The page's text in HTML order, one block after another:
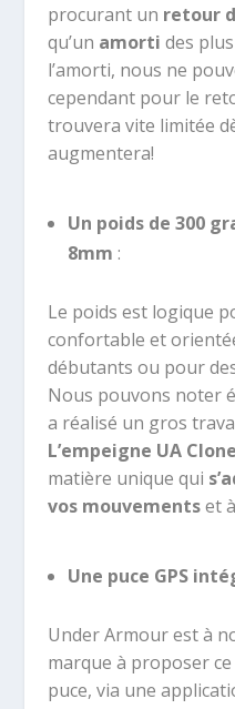
procurant un retour
qu’un amorti des
l’amorti, nous ne
cependant pour le
trouvera vite limitée
augmentera!
Un poids de 300
8mm :
Le poids est logique
confortable et
débutants ou pour
Nous pouvons noter
a réalisé un gros
L’empeigne UA Clone
matière unique qui
vos mouvementset
Une puce GPS
Under Armour est à
marque à proposer
puce, via une